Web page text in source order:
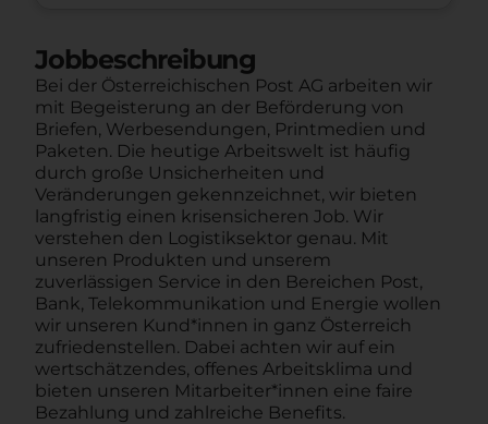
Jobbeschreibung
Bei der Österreichischen Post AG arbeiten wir
mit Begeisterung an der Beförderung von
Briefen, Werbesendungen, Printmedien und
Paketen. Die heutige Arbeitswelt ist häufig
durch große Unsicherheiten und
Veränderungen gekennzeichnet, wir bieten
langfristig einen krisensicheren Job. Wir
verstehen den Logistiksektor genau. Mit
unseren Produkten und unserem
zuverlässigen Service in den Bereichen Post,
Bank, Telekommunikation und Energie wollen
wir unseren Kund*innen in ganz Österreich
zufriedenstellen. Dabei achten wir auf ein
wertschätzendes, offenes Arbeitsklima und
bieten unseren Mitarbeiter*innen eine faire
Bezahlung und zahlreiche Benefits.